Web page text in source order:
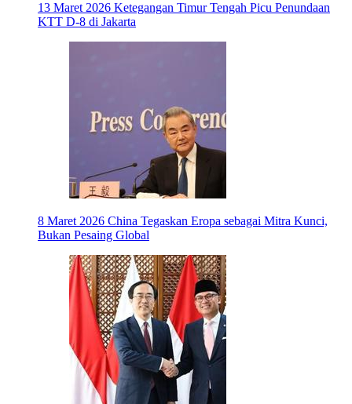
13 Maret 2026 Ketegangan Timur Tengah Picu Penundaan
KTT D-8 di Jakarta
8 Maret 2026 China Tegaskan Eropa sebagai Mitra Kunci,
Bukan Pesaing Global